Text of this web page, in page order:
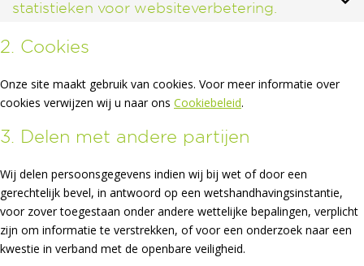
statistieken voor websiteverbetering.
2. Cookies
Onze site maakt gebruik van cookies. Voor meer informatie over
cookies verwijzen wij u naar ons Cookiebeleid.
3. Delen met andere partijen
Wij delen persoonsgegevens indien wij bij wet of door een
gerechtelijk bevel, in antwoord op een wetshandhavingsinstantie,
voor zover toegestaan onder andere wettelijke bepalingen, verplicht
zijn om informatie te verstrekken, of voor een onderzoek naar een
kwestie in verband met de openbare veiligheid.